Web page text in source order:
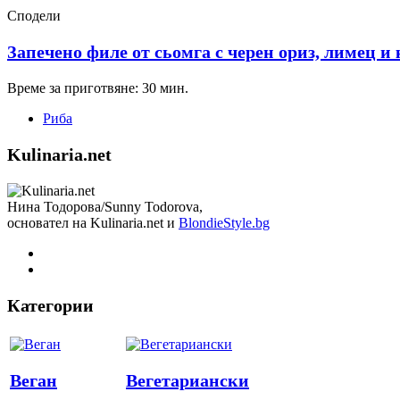
Сподели
Запечено филе от сьомга с черен ориз, лимец и
Време за приготвяне: 30 мин.
Риба
Kulinaria.net
Нина Тодорова/Sunny Todorova,
основател на Kulinaria.net и BlondieStyle.bg
Категории
Веган Вегетариански